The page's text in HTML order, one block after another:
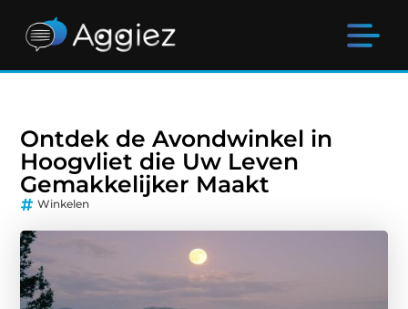
Ontdek de Avondwinkel in
Hoogvliet die Uw Leven
Gemakkelijker Maakt
Winkelen